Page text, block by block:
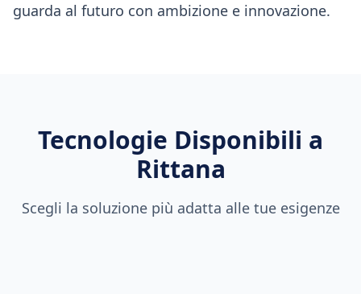
guarda al futuro con ambizione e innovazione.
Tecnologie Disponibili a
Rittana
Scegli la soluzione più adatta alle tue esigenze